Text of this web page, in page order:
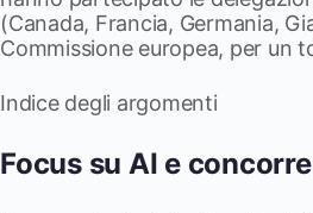
(Canada, Francia, Germania,
Commissione europea, per un
Indice degli argomenti
Focus su AI e